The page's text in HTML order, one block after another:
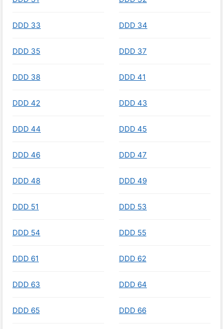
DDD 33 DDD 34
DDD 35 DDD 37
DDD 38 DDD 41
DDD 42 DDD 43
DDD 44 DDD 45
DDD 46 DDD 47
DDD 48 DDD 49
DDD 51 DDD 53
DDD 54 DDD 55
DDD 61 DDD 62
DDD 63 DDD 64
DDD 65 DDD 66